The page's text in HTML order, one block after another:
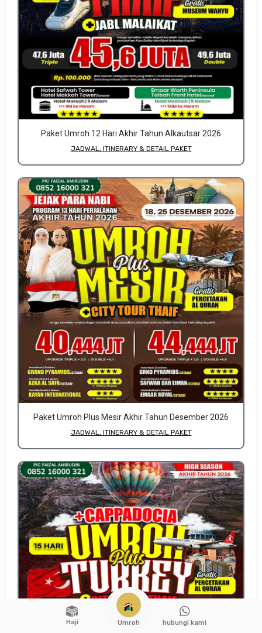
Paket Umroh 12 Hari Akhir Tahun Alkautsar 2026
JADWAL, ITINERARY & DETAIL PAKET
Paket Umroh Plus Mesir Akhir Tahun Desember 2026
JADWAL, ITINERARY & DETAIL PAKET
Haji Umroh hubungi kami